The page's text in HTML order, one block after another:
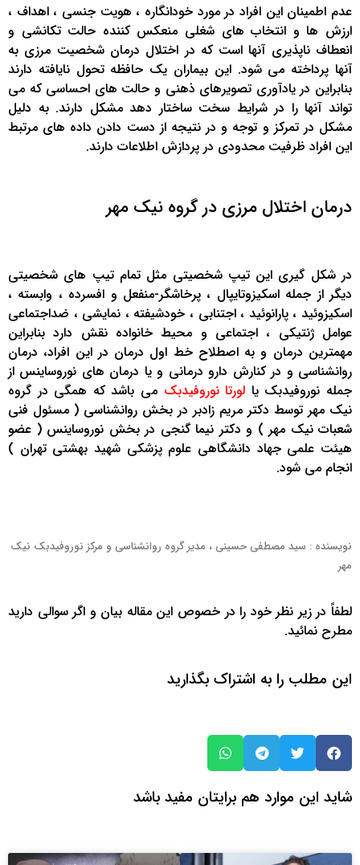
عدم اطمینان این افراد در مورد خودانگاره ، هویت جنسی ، اهداف ،
ارزش ها و انتخاب های شغلی منعکس کننده حالت تکانشی و
انعطاف ناپذیری آنها است که در اختلال درمان شخصیت مرزی به
آنها پرداخته می شود. این بیماران یک حافظه تحول نایافته دارند
بنابراین در یادآوری تصویرهای ذهنی و حالت های احساسی که می
تواند آنها را در شرایط سخت ساختار دهد مشکل دارند. به دلیل
مشکل در تمرکز و توجه و در نتیجه از دست دادن داده های مرتبط
این افراد ظرفیت محدودی در پردازش اطلاعات دارند.
درمان اختلال مرزی در گروه نیک مهر
در شکل گیری این تیپ شخصیتی مثل تمام تیپ های شخصیتی
دیگر از جمله اسکیزوتایپال ، پرخاشگر-منفعل و افسرده ، وابسته ،
اسکیزوئید ، پارانوئید ، اجتنابی ، خودشیفته ، نمایشی ، ضداجتماعی
عوامل ژنتیکی ، اجتماعی و محیط خانواده نقش دارد بنابراین
مهمترین درمان و به اصطلاح خط اول درمان در این افراد، درمان
روانشناسی و در کنارش دارو درمانی و یا درمان های نوروساینس از
جمله نوروفیدبک یا لورتا نوروفیدبک می باشد که همگی در گروه
نیک مهر توسط دکتر مریم زادبر در بخش روانشناسی ( مسئول فنی
شعبات نیک مهر ) و دکتر نیما گنجی در بخش نوروساینس ( عضو
هیئت علمی جهاد دانشگاهی علوم پزشکی شهید بهشتی تهران )
انجام می شود.
نویسنده : سید مصطفی حسینی ، مدیر گروه روانشناسی و مرکز نوروفیدبک نیک
مهر
لطفاً در زیر نظر خود را در خصوص این مقاله بیان و اگر سوالی دارید
مطرح نمائید.
این مطلب را به اشتراک بگذارید
شاید این موارد هم برایتان مفید باشد